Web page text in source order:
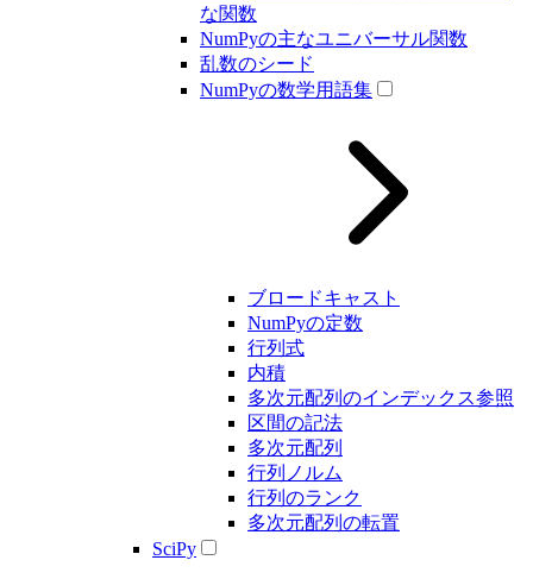
な関数
NumPyの主なユニバーサル関数
乱数のシード
NumPyの数学用語集
ブロードキャスト
NumPyの定数
行列式
内積
多次元配列のインデックス参照
区間の記法
多次元配列
行列ノルム
行列のランク
多次元配列の転置
SciPy